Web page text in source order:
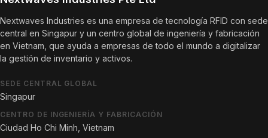
Nextwaves Industries es una empresa de tecnología RFID con sede
central en Singapur y un centro global de ingeniería y fabricación
en Vietnam, que ayuda a empresas de todo el mundo a digitalizar
la gestión de inventario y activos.
SEDE CENTRAL GLOBAL
Singapur
CENTRO DE INGENIERÍA Y FABRICACIÓN
Ciudad Ho Chi Minh, Vietnam